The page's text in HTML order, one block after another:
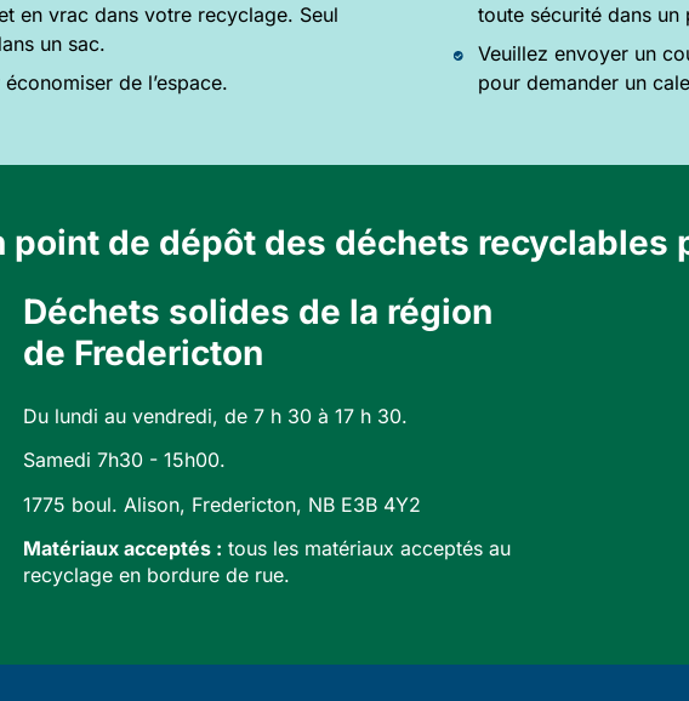
en vrac dans votre recyclage. Seul
un sac.
de l’espace.
toute sécurité dans
Veuillez envoyer un
pour demander un
point de dépôt des déchets recyclables
Déchets solides de la région
de Fredericton
Du lundi au vendredi, de 7 h 30 à 17 h 30.
Samedi 7h30 - 15h00.
1775 boul. Alison, Fredericton, NB E3B 4Y2
Matériaux acceptés : tous les matériaux acceptés au
recyclage en bordure de rue.